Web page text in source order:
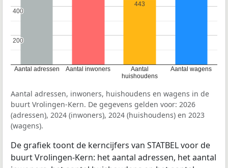
Aantal adressen Aantal inwoners
Aantal
huishoudens
Aantal wagens
200
200
400
400
443
Aantal adressen, inwoners, huishoudens en wagens in de
buurt Vrolingen-Kern. De gegevens gelden voor: 2026
(adressen), 2024 (inwoners), 2024 (huishoudens) en 2023
(wagens).
De grafiek toont de kerncijfers van STATBEL voor de
buurt Vrolingen-Kern: het aantal adressen, het aantal